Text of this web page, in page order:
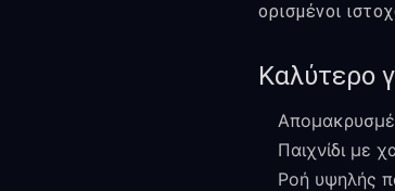
ορισμένοι
Καλύτερο
Παιχνίδι με
Ροή υψηλής